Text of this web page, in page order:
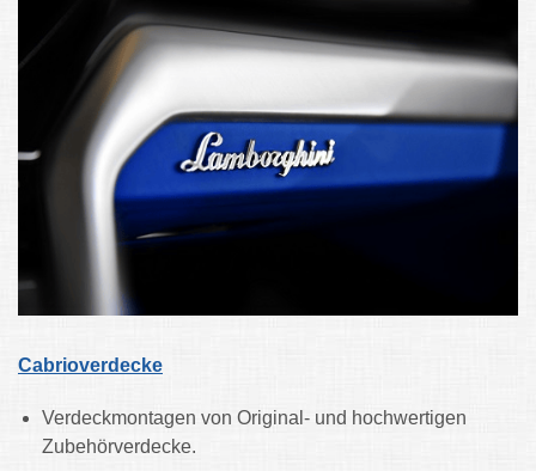
Cabrioverdecke
Verdeckmontagen von Original- und hochwertigen
Zubehörverdecke.